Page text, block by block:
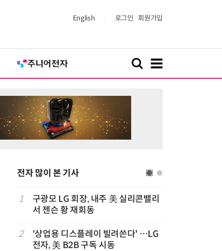
English 로그인 회원가입
전자 많이 본 기사
1
구광모 LG 회장, 내주 美 실리콘밸리
서 젠슨 황 재회동
2
'상업용 디스플레이 빌려쓴다' …LG
전자, 美 B2B 구독 시동